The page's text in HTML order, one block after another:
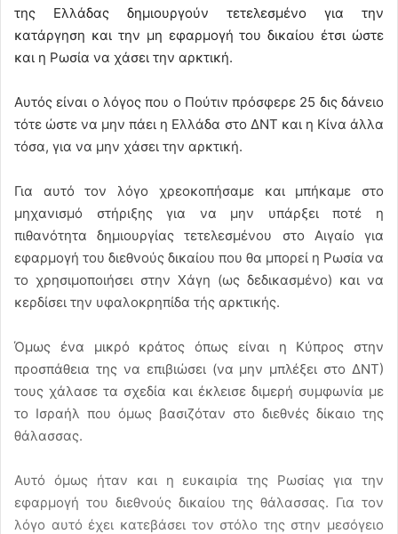
της Ελλάδας δημιουργούν τετελεσμένο για την
κατάργηση και την μη εφαρμογή του δικαίου έτσι ώστε
και η Ρωσία να χάσει την αρκτική.
Αυτός είναι ο λόγος που ο Πούτιν πρόσφερε 25 δις δάνειο
τότε ώστε να μην πάει η Ελλάδα στο ΔΝΤ και η Κίνα άλλα
τόσα, για να μην χάσει την αρκτική.
Για αυτό τον λόγο χρεοκοπήσαμε και μπήκαμε στο
μηχανισμό στήριξης για να μην υπάρξει ποτέ η
πιθανότητα δημιουργίας τετελεσμένου στο Αιγαίο για
εφαρμογή του διεθνούς δικαίου που θα μπορεί η Ρωσία να
το χρησιμοποιήσει στην Χάγη (ως δεδικασμένο) και να
κερδίσει την υφαλοκρηπίδα τής αρκτικής.
Όμως ένα μικρό κράτος όπως είναι η Κύπρος στην
προσπάθεια της να επιβιώσει (να μην μπλέξει στο ΔΝΤ)
τους χάλασε τα σχεδία και έκλεισε διμερή συμφωνία με
το Ισραήλ που όμως βασιζόταν στο διεθνές δίκαιο της
θάλασσας.
Αυτό όμως ήταν και η ευκαιρία της Ρωσίας για την
εφαρμογή του διεθνούς δικαίου της θάλασσας. Για τον
λόγο αυτό έχει κατεβάσει τον στόλο της στην μεσόγειο